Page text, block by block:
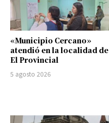
«Municipio Cercano»
atendió en la localidad de
El Provincial
5 agosto 2026